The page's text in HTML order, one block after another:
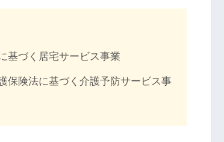
基づく居宅サービス事業
保険法に基づく介護予防サービス事